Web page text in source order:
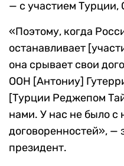
— с участием
«Поэтому, когда
останавливает
она срывает свои
ООН [Антониу]
[Турции Реджепом
нами. У нас не было с
договоренностей», —
президент.